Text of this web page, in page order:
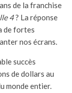
de la franchise
4? La réponse
de fortes
nos écrans.
succès
de dollars au
monde entier.